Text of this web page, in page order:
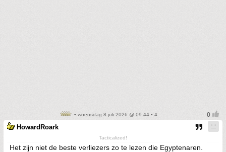
• woensdag 8 juli 2026 @ 09:44 • 4
HowardRoark
Tacticalized!
Het zijn niet de beste verliezers zo te lezen die Egyptenaren.